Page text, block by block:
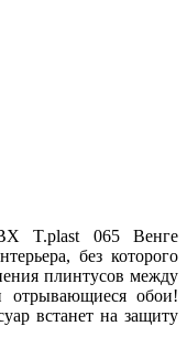
T.рlast 065 Венге
без которого
плинтусов между
отрывающиеся обои!
встанет на защиту